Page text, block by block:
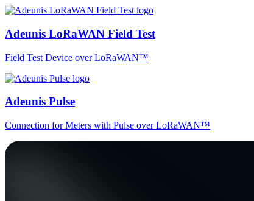
Adeunis LoRaWAN Field Test
Field Test Device over LoRaWAN™
Adeunis Pulse
Connection for Meters with Pulse over LoRaWAN™